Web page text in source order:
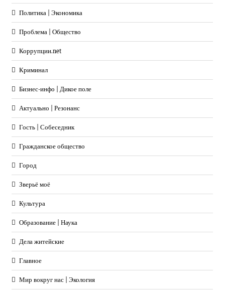
Политика | Экономика
Проблема | Общество
Коррупции.net
Криминал
Бизнес-инфо | Дикое поле
Актуально | Резонанс
Гость | Собеседник
Гражданское общество
Город
Зверьё моё
Культура
Образование | Наука
Дела житейские
Главное
Мир вокруг нас | Экология